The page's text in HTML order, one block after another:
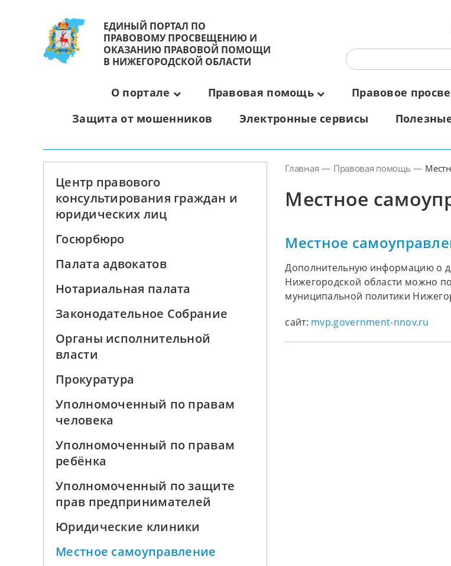
ЕДИНЫЙ ПОРТАЛ ПО
ПРАВОВОМУ ПРОСВЕЩЕНИЮ И
ОКАЗАНИЮ ПРАВОВОЙ ПОМОЩИ
В НИЖЕГОРОДСКОЙ ОБЛАСТИ
О портале Правовая помощь Правовое
Защита от мошенников
Электронные сервисы
Центр правового
консультирования граждан и
юридических лиц
Госюрбюро
Палата адвокатов
Нотариальная палата
Законодательное Собрание
Органы исполнительной
власти
Прокуратура
Уполномоченный по правам
человека
Уполномоченный по правам
ребёнка
Уполномоченный по защите
прав предпринимателей
Юридические клиники
Местное самоуправление
Главная — Правовая помощь —
Местное
Местное
Дополнительную информацию о
Нижегородской области можно
муниципальной политики
сайт: mvp.government-nnov.ru